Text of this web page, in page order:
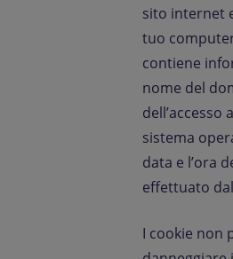
sito internet
tuo
contiene
nome del
dell’accesso
sistema
data e l’ora
effettuato
I cookie non